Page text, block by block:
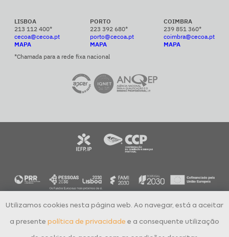
LISBOA
213 112 400*
cecoa@cecoa.pt
MAPA
PORTO
223 392 680*
porto@cecoa.pt
MAPA
COIMBRA
239 851 360*
coimbra@cecoa.pt
MAPA
*Chamada para a rede fixa nacional
Utilizamos cookies nesta página web. Ao navegar, está a aceitar
a presente política de privacidade e a consequente utilização
Todos os direitos reservados